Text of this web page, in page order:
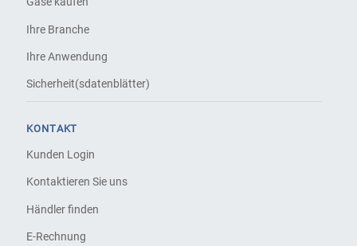
Ihre Branche
Ihre Anwendung
Sicherheit(sdatenblätter)
KONTAKT
Kunden Login
Kontaktieren Sie uns
Händler finden
E-Rechnung